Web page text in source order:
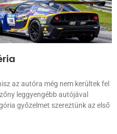
az autóra még nem kerültek fel
leggyengébb autójával
győzelmet szereztünk az első